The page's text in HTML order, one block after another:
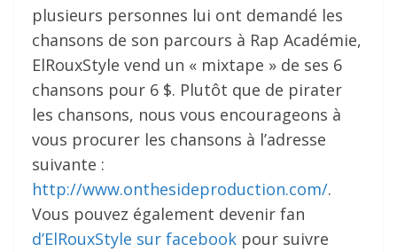
plusieurs personnes lui ont demandé les
chansons de son parcours à Rap Académie,
ElRouxStyle vend un « mixtape » de ses 6
chansons pour 6 $. Plutôt que de pirater
les chansons, nous vous encourageons à
vous procurer les chansons à l’adresse
suivante :
http://www.onthesideproduction.com/.
Vous pouvez également devenir fan
d’ElRouxStyle sur facebook pour suivre